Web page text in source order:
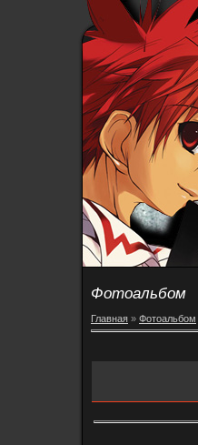
Фотоальбом
Главная » Фотоальбом